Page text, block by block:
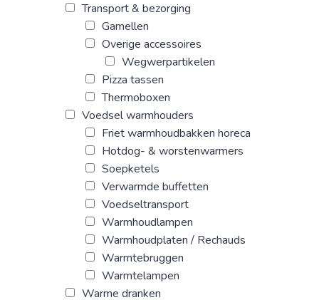
Transport & bezorging
Gamellen
Overige accessoires
Wegwerpartikelen
Pizza tassen
Thermoboxen
Voedsel warmhouders
Friet warmhoudbakken horeca
Hotdog- & worstenwarmers
Soepketels
Verwarmde buffetten
Voedseltransport
Warmhoudlampen
Warmhoudplaten / Rechauds
Warmtebruggen
Warmtelampen
Warme dranken